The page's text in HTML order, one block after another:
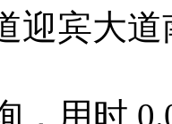
迎宾大道
，用时